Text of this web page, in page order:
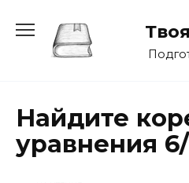
содержанию
Найдите
уравнения